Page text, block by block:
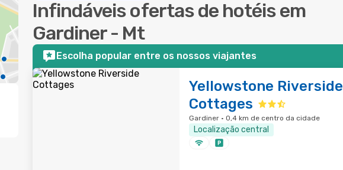
Infindáveis ofertas de hotéis em
Gardiner - Mt
Escolha popular entre os nossos viajantes
Yellowstone Riverside
Cottages
Gardiner · 0,4 km de centro da cidade
Localização central